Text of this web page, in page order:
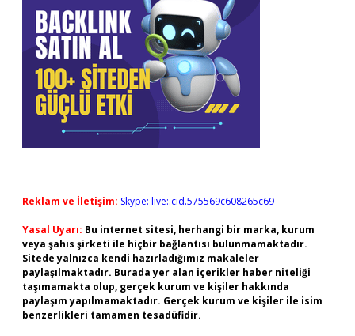
Reklam ve İletişim: Skype: live:.cid.575569c608265c69
Yasal Uyarı: Bu internet sitesi, herhangi bir marka, kurum
veya şahıs şirketi ile hiçbir bağlantısı bulunmamaktadır.
Sitede yalnızca kendi hazırladığımız makaleler
paylaşılmaktadır. Burada yer alan içerikler haber niteliği
taşımamakta olup, gerçek kurum ve kişiler hakkında
paylaşım yapılmamaktadır. Gerçek kurum ve kişiler ile isim
benzerlikleri tamamen tesadüfidir.